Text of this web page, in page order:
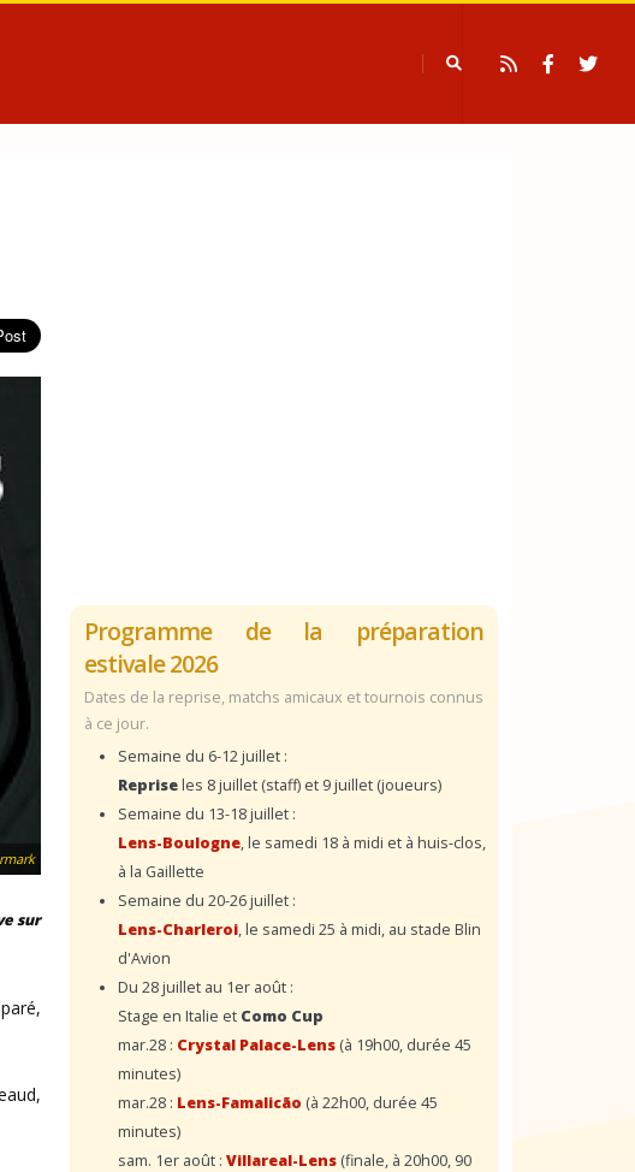
sur
Programme de la préparation
estivale 2026
Dates de la reprise, matchs amicaux et tournois connus
à ce jour.
Semaine du 6-12 juillet :
Repriseles 8 juillet (staff) et 9 juillet (joueurs)
Semaine du 13-18 juillet :
Lens-Boulogne, le samedi 18 à midi et à huis-clos,
à la Gaillette
Semaine du 20-26 juillet :
Lens-Charleroi, le samedi 25 à midi, au stade Blin
d'Avion
Du 28 juillet au 1er août :
Stage en Italie et Como Cup
mar.28 : Crystal Palace-Lens (à 19h00, durée 45
minutes)
mar.28 : Lens-Famalicão (à 22h00, durée 45
minutes)
sam. 1er août : Villareal-Lens (finale, à 20h00, 90